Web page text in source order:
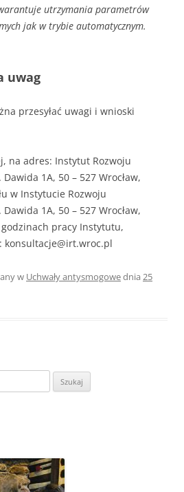
utrzymania parametrów
jak w trybie automatycznym.
uwag
przesyłać uwagi i wnioski
na adres: Instytut Rozwoju
1A, 50 – 527 Wrocław,
w Instytucie Rozwoju
1A, 50 – 527 Wrocław,
pracy Instytutu,
konsultacje@irt.wroc.pl
w Uchwały antysmogowednia 25